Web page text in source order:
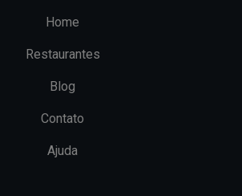
Home
Restaurantes
Blog
Contato
Ajuda